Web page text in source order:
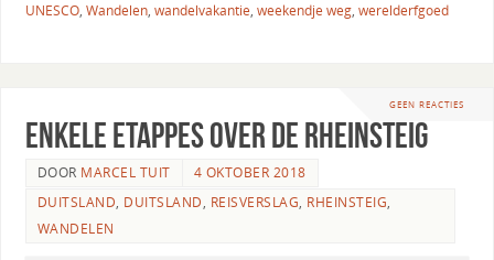
UNESCO, Wandelen, wandelvakantie, weekendje weg, werelderfgoed
GEEN REACTIES
Enkele etappes over de Rheinsteig
DOOR MARCEL TUIT
4 OKTOBER 2018
DUITSLAND, DUITSLAND, REISVERSLAG, RHEINSTEIG,
WANDELEN